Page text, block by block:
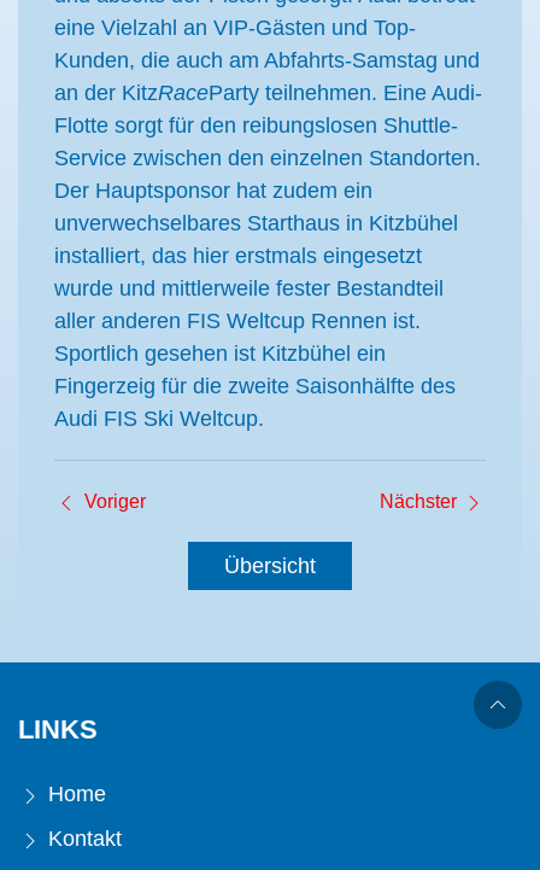
eine Vielzahl an VIP-Gästen und Top-
Kunden, die auch am Abfahrts-Samstag und
an der KitzRaceParty teilnehmen. Eine Audi-
Flotte sorgt für den reibungslosen Shuttle-
Service zwischen den einzelnen Standorten.
Der Hauptsponsor hat zudem ein
unverwechselbares Starthaus in Kitzbühel
installiert, das hier erstmals eingesetzt
wurde und mittlerweile fester Bestandteil
aller anderen FIS Weltcup Rennen ist.
Sportlich gesehen ist Kitzbühel ein
Fingerzeig für die zweite Saisonhälfte des
Audi FIS Ski Weltcup.
Voriger Nächster
Übersicht
LINKS
Home
Kontakt